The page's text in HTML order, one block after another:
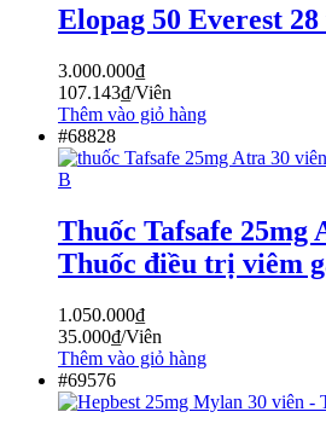
Elopag 50 Everest 28
3.000.000₫
107.143₫/Viên
Thêm vào giỏ hàng
#68828
Thuốc Tafsafe 25mg
Thuốc điều trị viêm
1.050.000₫
35.000₫/Viên
Thêm vào giỏ hàng
#69576